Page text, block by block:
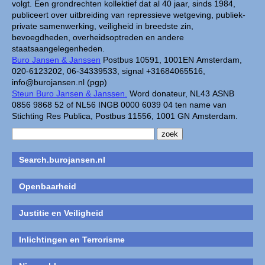
volgt. Een grondrechten kollektief dat al 40 jaar, sinds 1984,
publiceert over uitbreiding van repressieve wetgeving, publiek-
private samenwerking, veiligheid in breedste zin,
bevoegdheden, overheidsoptreden en andere
staatsaangelegenheden.
Buro Jansen & Janssen Postbus 10591, 1001EN Amsterdam,
020-6123202, 06-34339533, signal +31684065516,
info@burojansen.nl (pgp)
Steun Buro Jansen & Janssen. Word donateur, NL43 ASNB
0856 9868 52 of NL56 INGB 0000 6039 04 ten name van
Stichting Res Publica, Postbus 11556, 1001 GN Amsterdam.
Search.burojansen.nl
Openbaarheid
Justitie en Veiligheid
Inlichtingen en Terrorisme